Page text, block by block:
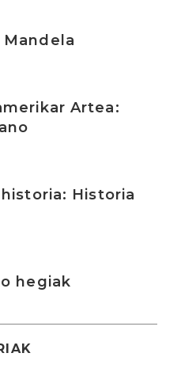
Artea:
Historia
hegiak